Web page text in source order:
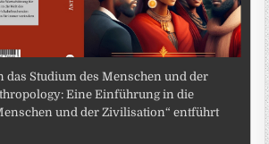
Studium des Menschen und der
Eine Einführung in die
und der Zivilisation“ entführt